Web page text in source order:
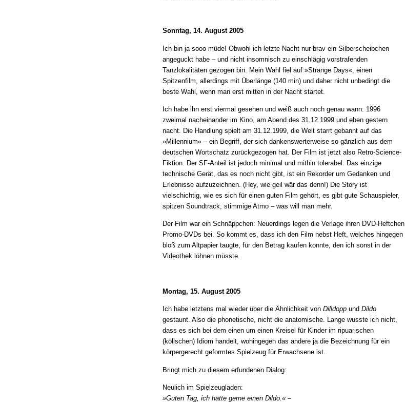
Sonntag, 14. August 2005
Ich bin ja sooo müde! Obwohl ich letzte Nacht nur brav ein Silberscheibchen
angeguckt habe – und nicht insomnisch zu einschlägig vorstrafenden
Tanzlokalitäten gezogen bin. Mein Wahl fiel auf »Strange Days«, einen
Spitzenfilm, allerdings mit Überlänge (140 min) und daher nicht unbedingt die
beste Wahl, wenn man erst mitten in der Nacht startet.
Ich habe ihn erst viermal gesehen und weiß auch noch genau wann: 1996
zweimal nacheinander im Kino, am Abend des 31.12.1999 und eben gestern
nacht. Die Handlung spielt am 31.12.1999, die Welt starrt gebannt auf das
»Millennium« – ein Begriff, der sich dankenswerterweise so gänzlich aus dem
deutschen Wortschatz zurückgezogen hat. Der Film ist jetzt also Retro-Science-
Fiktion. Der SF-Anteil ist jedoch minimal und mithin tolerabel. Das einzige
technische Gerät, das es noch nicht gibt, ist ein Rekorder um Gedanken und
Erlebnisse aufzuzeichnen. (Hey, wie geil wär das denn!) Die Story ist
vielschichtig, wie es sich für einen guten Film gehört, es gibt gute Schauspieler,
spitzen Soundtrack, stimmige Atmo – was will man mehr.
Der Film war ein Schnäppchen: Neuerdings legen die Verlage ihren DVD-Heftchen
Promo-DVDs bei. So kommt es, dass ich den Film nebst Heft, welches hingegen
bloß zum Altpapier taugte, für den Betrag kaufen konnte, den ich sonst in der
Videothek löhnen müsste.
Montag, 15. August 2005
Ich habe letztens mal wieder über die Ähnlichkeit von Dilldoppund Dildo
gestaunt. Also die phonetische, nicht die anatomische. Lange wusste ich nicht,
dass es sich bei dem einen um einen Kreisel für Kinder im ripuarischen
(köllschen) Idiom handelt, wohingegen das andere ja die Bezeichnung für ein
körpergerecht geformtes Spielzeug für Erwachsene ist.
Bringt mich zu diesem erfundenen Dialog:
Neulich im Spielzeugladen:
»Guten Tag, ich hätte gerne einen Dildo.«–